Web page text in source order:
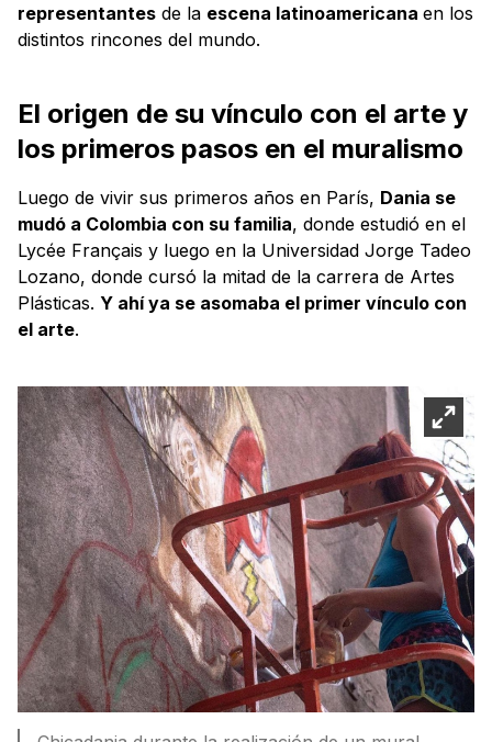
representantes de la escena latinoamericana en los
distintos rincones del mundo.
El origen de su vínculo con el arte y
los primeros pasos en el muralismo
Luego de vivir sus primeros años en París, Dania se
mudó a Colombia con su familia, donde estudió en el
Lycée Français y luego en la Universidad Jorge Tadeo
Lozano, donde cursó la mitad de la carrera de Artes
Plásticas. Y ahí ya se asomaba el primer vínculo con
el arte.